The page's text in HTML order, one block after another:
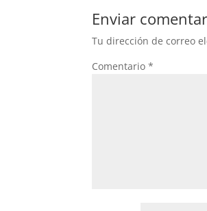
b
o
o
k
A
p
p
Enviar
Tu dirección de correo
Comentario*